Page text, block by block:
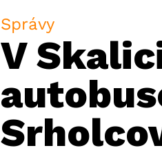
Správy
V